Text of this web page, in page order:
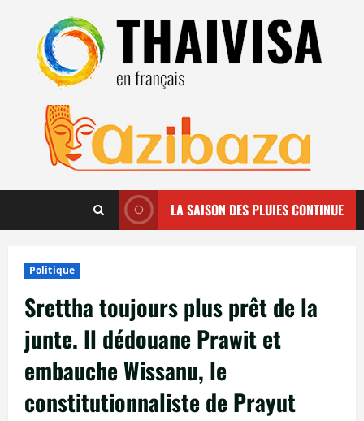
contenu
LA SAISON DES PLUIES CONTINUE
Politique
Srettha toujours plus prêt de la
junte. Il dédouane Prawit et
embauche Wissanu, le
constitutionnaliste de Prayut